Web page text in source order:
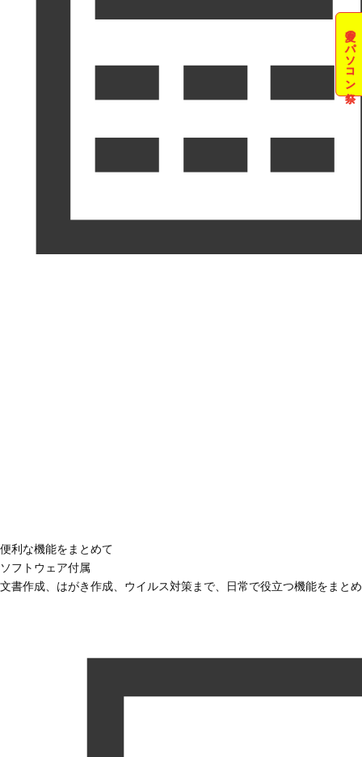
夏のパソコン祭
便利な機能をまとめて
ソフトウェア付属
文書作成、はがき作成、ウイルス対策まで、日常で役立つ機能をまと